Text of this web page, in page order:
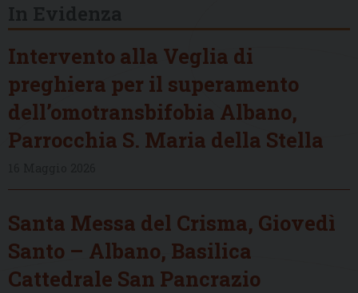
Intervento alla Veglia di
preghiera per il superamento
dell’omotransbifobia Albano,
Parrocchia S. Maria della Stella
Santa Messa del Crisma, Giovedì
Santo – Albano, Basilica
Cattedrale San Pancrazio